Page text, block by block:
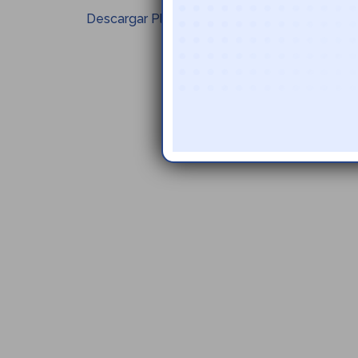
Descargar Plan de Retorno Seguro a Clases